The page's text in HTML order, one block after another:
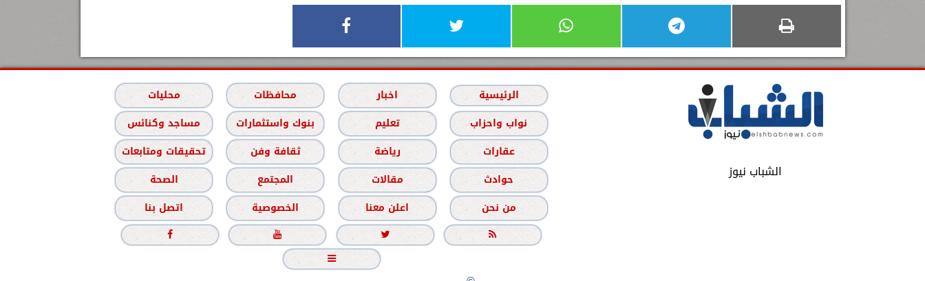
الشباب نيوز
الرئيسية اخبار محافظات
محليات
نواب واحزاب
تعليم بنوك واستثمارات
مساجد وكنائس
عقارات
رياضة ثقافة وفن
تحقيقات ومتابعات
حوادث
مقالات المجتمع
الصحة
من نحن
اعلن معنا الخصوصية
اتصل بنا




